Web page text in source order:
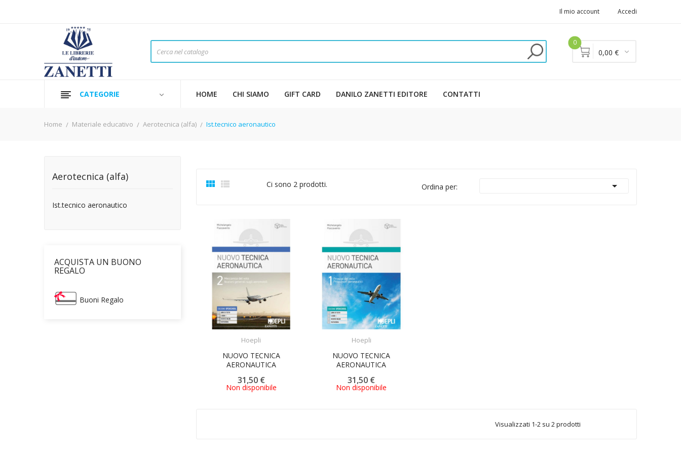
Il mio account Accedi
0
0,00 €
CATEGORIE HOME CHI SIAMO GIFT CARD DANILO ZANETTI EDITORE CONTATTI
Home Materiale educativo Aerotecnica (alfa) Ist.tecnico aeronautico
Aerotecnica (alfa)
Ist.tecnico aeronautico
ACQUISTA UN BUONO
REGALO
Buoni Regalo
  Ci sono 2 prodotti. Ordina per: 
Hoepli
NUOVO TECNICA
AERONAUTICA
31,50 €
Non disponibile
Hoepli
NUOVO TECNICA
AERONAUTICA
31,50 €
Non disponibile
Visualizzati 1-2 su 2 prodotti